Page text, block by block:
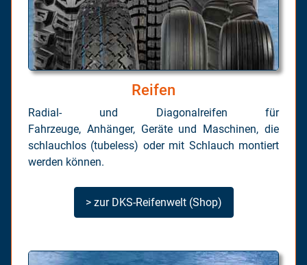
Reifen
Radial- und Diagonalreifen für
Fahrzeuge, Anhänger, Geräte und Maschinen, die
schlauchlos (tubeless) oder mit Schlauch montiert
werden können.
> zur DKS-Reifenwelt (Shop)